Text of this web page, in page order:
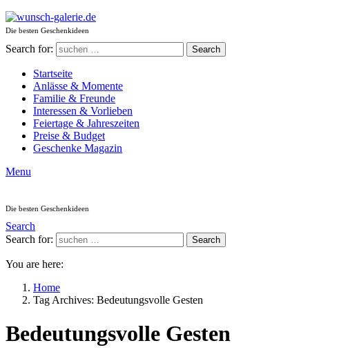
Die besten Geschenkideen
Search for: Search
Startseite
Anlässe & Momente
Familie & Freunde
Interessen & Vorlieben
Feiertage & Jahreszeiten
Preise & Budget
Geschenke Magazin
Menu
Die besten Geschenkideen
Search
Search for:
Search
You are here:
Home
Tag Archives: Bedeutungsvolle Gesten
Bedeutungsvolle Gesten